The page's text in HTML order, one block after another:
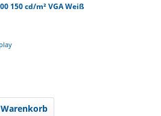
150 cd/m² VGA Weiß